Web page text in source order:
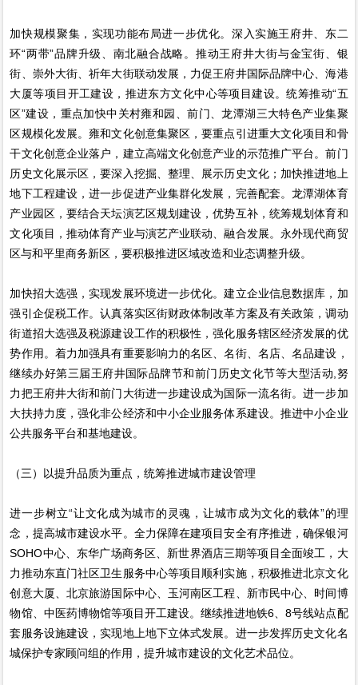
加快规模聚集，实现功能布局进一步优化。深入实施王府井、东二
环“两带”品牌升级、南北融合战略。推动王府井大街与金宝街、银
街、崇外大街、祈年大街联动发展，力促王府井国际品牌中心、海港
大厦等项目开工建设，推进东方文化中心等项目建设。统筹推动“五
区”建设，重点加快中关村雍和园、前门、龙潭湖三大特色产业集聚
区规模化发展。雍和文化创意集聚区，要重点引进重大文化项目和骨
干文化创意企业落户，建立高端文化创意产业的示范推广平台。前门
历史文化展示区，要深入挖掘、整理、展示历史文化；加快推进地上
地下工程建设，进一步促进产业集群化发展，完善配套。龙潭湖体育
产业园区，要结合天坛演艺区规划建设，优势互补，统筹规划体育和
文化项目，推动体育产业与演艺产业联动、融合发展。永外现代商贸
区与和平里商务新区，要积极推进区域改造和业态调整升级。
加快招大选强，实现发展环境进一步优化。建立企业信息数据库，加
强引企促税工作。认真落实区街财政体制改革方案及有关政策，调动
街道招大选强及税源建设工作的积极性，强化服务辖区经济发展的优
势作用。着力加强具有重要影响力的名区、名街、名店、名品建设，
继续办好第三届王府井国际品牌节和前门历史文化节等大型活动,努
力把王府井大街和前门大街进一步建设成为国际一流名街。进一步加
大扶持力度，强化非公经济和中小企业服务体系建设。推进中小企业
公共服务平台和基地建设。
（三）以提升品质为重点，统筹推进城市建设管理
进一步树立“让文化成为城市的灵魂，让城市成为文化的载体”的理
念，提高城市建设水平。全力保障在建项目安全有序推进，确保银河
SOHO中心、东华广场商务区、新世界酒店三期等项目全面竣工，大
力推动东直门社区卫生服务中心等项目顺利实施，积极推进北京文化
创意大厦、北京旅游国际中心、玉河南区工程、新市民中心、时间博
物馆、中医药博物馆等项目开工建设。继续推进地铁6、8号线站点配
套服务设施建设，实现地上地下立体式发展。进一步发挥历史文化名
城保护专家顾问组的作用，提升城市建设的文化艺术品位。